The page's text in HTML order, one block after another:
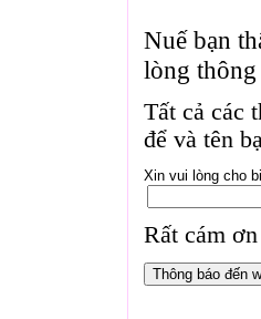
Nuế bạn
lòng thông
Tất cả các
để và tên
Xin vui lòng cho
Rất cám